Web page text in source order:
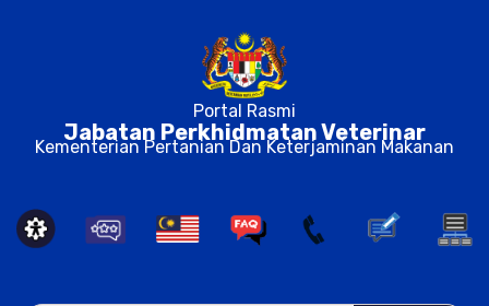
Portal Rasmi
Jabatan Perkhidmatan Veterinar
Kementerian Pertanian Dan Keterjaminan Makanan